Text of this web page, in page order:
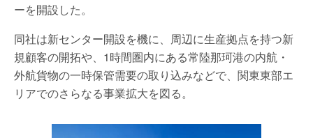
ーを開設した。
同社は新センター開設を機に、周辺に生産拠点を持つ新
規顧客の開拓や、1時間圏内にある常陸那珂港の内航・
外航貨物の一時保管需要の取り込みなどで、関東東部エ
リアでのさらなる事業拡大を図る。